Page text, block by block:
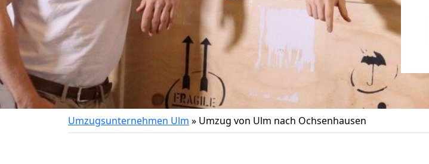
Umzugsunternehmen Ulm » Umzug von Ulm nach Ochsenhausen